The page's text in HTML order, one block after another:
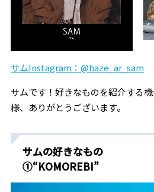
サムInstagram：@haze_ar_sam
サムです！好きなものを紹介する
様、ありがとうございます。
サムの好きなもの
①“KOMOREBI”